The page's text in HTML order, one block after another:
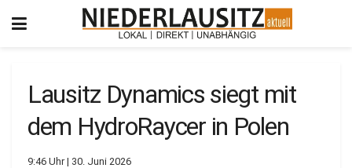
Lausitz Dynamics siegt mit
dem HydroRaycer in Polen
9:46 Uhr | 30. Juni 2026